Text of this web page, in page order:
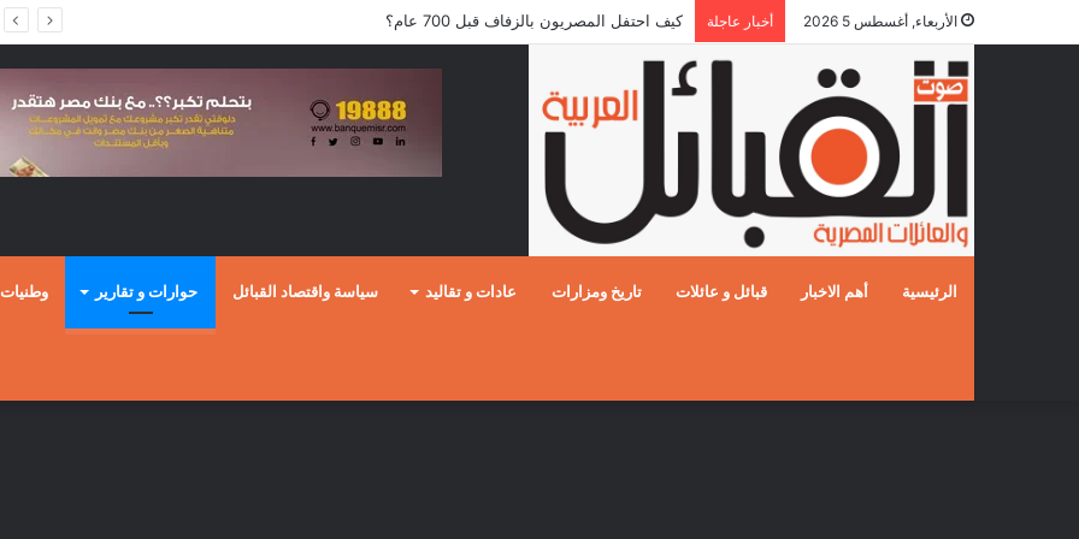
الأربعاء, أغسطس 5 2026 أخبار عاجلة كيف احتفل المصريون بالزفاف قبل 700 عام؟
الرئيسية أهم الاخبار قبائل و عائلات تاريخ ومزارات عادات و تقاليد سياسة واقتصاد القبائل حوارات و تقارير وطنيات